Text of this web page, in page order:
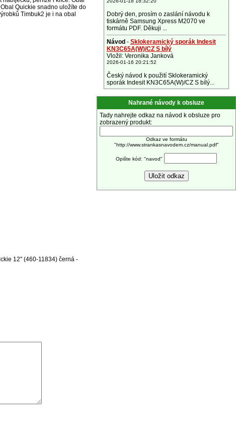
Quickie snadno uložíte do
Timbuk2 je i na obal
12" (460-11834) černá -
Dobrý den, prosím o zaslání návodu k
tiskárně Samsung Xpress M2070 ve
formátu PDF. Děkuji ...
Návod - Sklokeramický sporák Indesit
KN3C65A(W)/CZ S bílý
Vložil: Veronika Janková
2026-01-16 20:21:52
Český návod k použití Sklokeramický
sporák Indesit KN3C65A(W)/CZ S bílý...
Nahrané návody k obsluze
Tady nahrejte odkaz na návod k obsluze pro
zobrazený produkt:
Odkaz ve formátu
"http://www.strankasnavodem.cz/manual.pdf"
Opište kód: "navod"